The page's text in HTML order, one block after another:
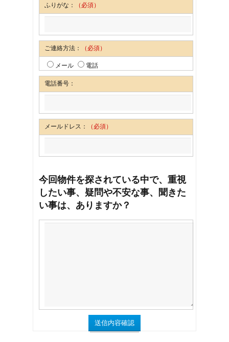
ふりがな： （必須）
ご連絡方法：
（必須）
メール
電話
電話番号：
メールドレス： （必須）
今回物件を探されている中で、重視
したい事、疑問や不安な事、聞きた
い事は、ありますか？